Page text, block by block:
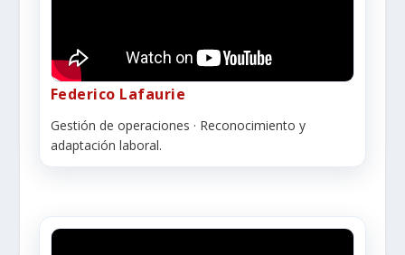
Federico Lafaurie
Gestión de operaciones · Reconocimiento y
adaptación laboral.